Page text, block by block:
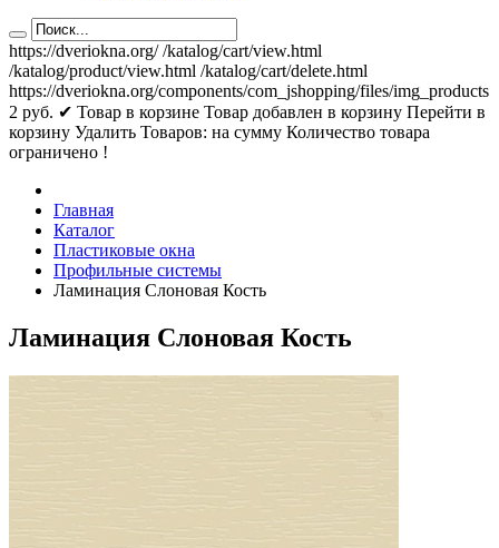
https://dveriokna.org/ /katalog/cart/view.html
/katalog/product/view.html /katalog/cart/delete.html
https://dveriokna.org/components/com_jshopping/files/img_products
2 руб. ✔ Товар в корзине Товар добавлен в корзину Перейти в
корзину Удалить Товаров: на сумму Количество товара
ограничено !
Главная
Каталог
Пластиковые окна
Профильные системы
Ламинация Слоновая Кость
Ламинация Слоновая Кость